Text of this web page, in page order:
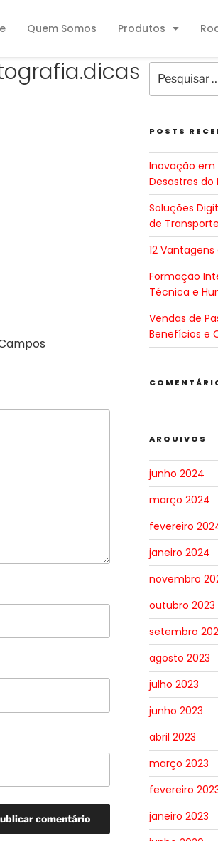
Quem Somos Produtos
POSTS
Inovação em
Desastres do
Soluções
de
12
Formação
Técnica e
Vendas de
Benefícios e
ARQUIVOS
junho 2024
março 2024
fevereiro
janeiro 2024
novembro
outubro 2023
setembro
agosto 2023
julho 2023
junho 2023
abril 2023
março 2023
fevereiro
janeiro 2023